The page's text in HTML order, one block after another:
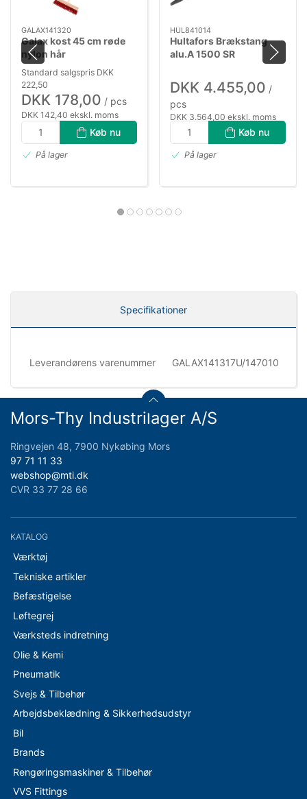
GALAX141320
Galax kost 45 cm røde
nylon hår
Standard salgspris DKK
222,50
DKK 178,00 / pcs
DKK 142,40 ekskl. moms
Køb nu
På lager
HUL841014
Hultafors Brækstang
alu.A 1500 SR
DKK 4.455,00 /
pcs
DKK 3.564,00 ekskl. moms
Køb nu
På lager
Specifikationer
Leverandørens varenummer GALAX141317U/147010
Mors-Thy Industrilager A/S
Ringvejen 48, 7900 Nykøbing Mors
97 71 11 33
webshop@mti.dk
CVR 33 77 28 66
KATALOG
Værktøj
Tekniske artikler
Befæstigelse
Løftegrej
Værksteds indretning
Olie & Kemi
Pneumatik
Svejs & Tilbehør
Arbejdsbeklædning & Sikkerhedsudstyr
Bil
Brands
Rengøringsmaskiner & Tilbehør
VVS Fittings